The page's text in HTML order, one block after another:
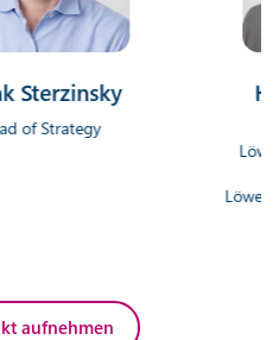
Löwenstark
aufnehmen